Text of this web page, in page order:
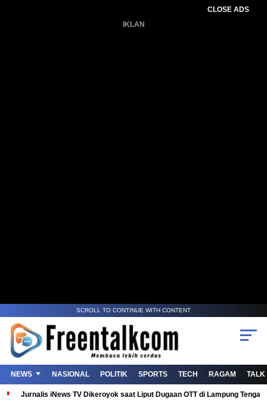
CLOSE ADS
IKLAN
SCROLL TO CONTINUE WITH CONTENT
NEWS NASIONAL POLITIK SPORTS TECH RAGAM TALK
Jurnalis iNews TV Dikeroyok saat Liput Dugaan OTT di Lampung